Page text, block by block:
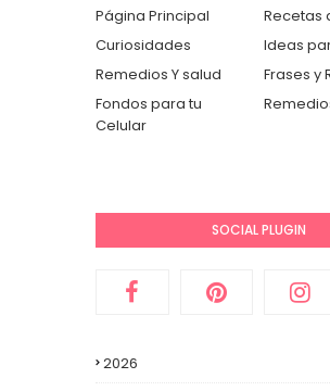
Página Principal
Recetas
Curiosidades
Ideas
Remedios Y salud
Frases y
Fondos para tu
Celular
SOCIAL PLUGIN
2026